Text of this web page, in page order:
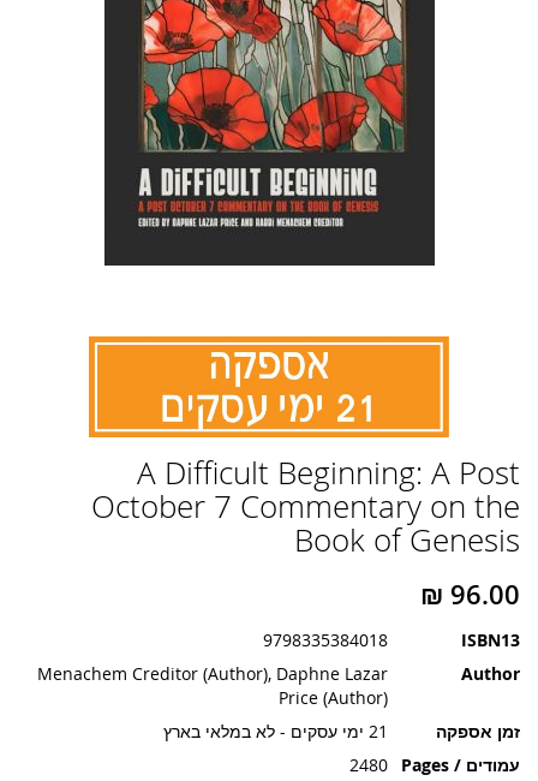
A Difficult Beginning: A Post
October 7 Commentary on the
Book of Genesis
ISBN13
9798335384018
Author
Menachem Creditor (Author), Daphne Lazar
Price (Author)
זמן אספקה
21 ימי עסקים - לא במלאי בארץ
עמודים / Pages
2480
להתחלה
של
גלריית
תמונות